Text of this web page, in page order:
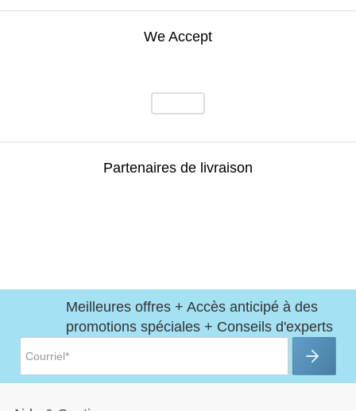
We Accept
Partenaires de livraison
Meilleures offres + Accès anticipé à des
promotions spéciales + Conseils d'experts